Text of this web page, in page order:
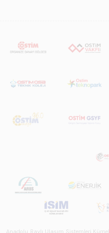
Anadolu Raylı Ulaşım Sistemleri